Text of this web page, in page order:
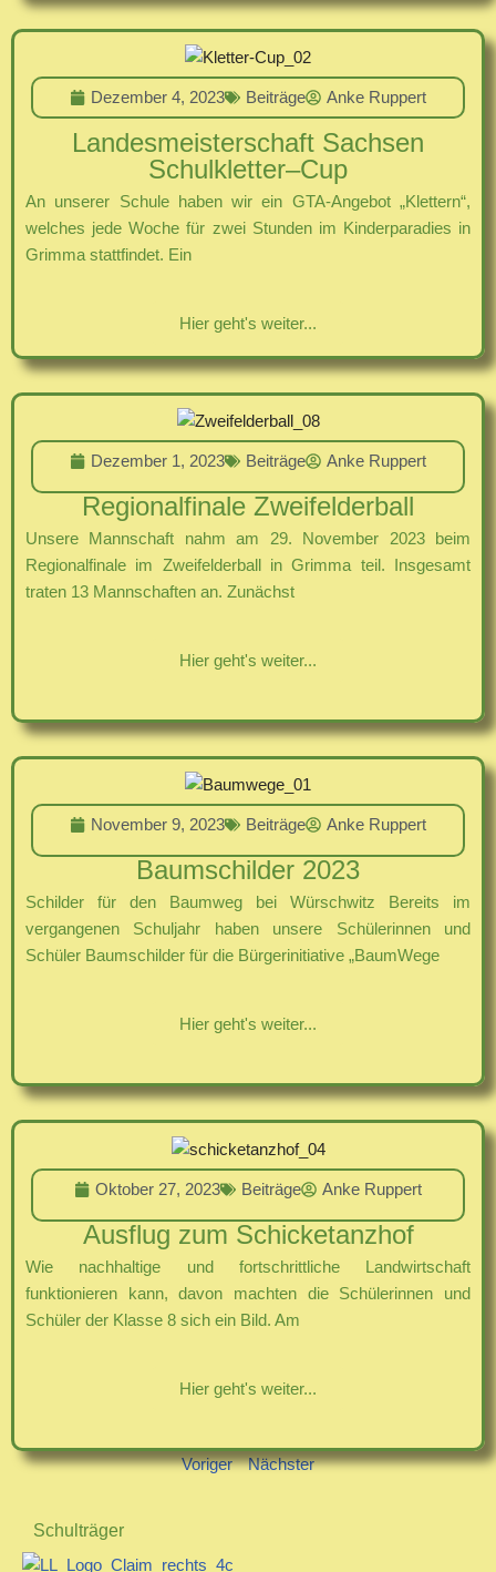
Dezember 4, 2023 Beiträge Anke Ruppert
Landesmeisterschaft Sachsen
Schulkletter–Cup
An unserer Schule haben wir ein GTA-Angebot „Klettern“,
welches jede Woche für zwei Stunden im Kinderparadies in
Grimma stattfindet. Ein
Hier geht's weiter...
Dezember 1, 2023 Beiträge Anke Ruppert
Regionalfinale Zweifelderball
Unsere Mannschaft nahm am 29. November 2023 beim
Regionalfinale im Zweifelderball in Grimma teil. Insgesamt
traten 13 Mannschaften an. Zunächst
Hier geht's weiter...
November 9, 2023 Beiträge Anke Ruppert
Baumschilder 2023
Schilder für den Baumweg bei Würschwitz Bereits im
vergangenen Schuljahr haben unsere Schülerinnen und
Schüler Baumschilder für die Bürgerinitiative „BaumWege
Hier geht's weiter...
Oktober 27, 2023 Beiträge Anke Ruppert
Ausflug zum Schicketanzhof
Wie nachhaltige und fortschrittliche Landwirtschaft
funktionieren kann, davon machten die Schülerinnen und
Schüler der Klasse 8 sich ein Bild. Am
Hier geht's weiter...
Voriger Nächster
Schulträger